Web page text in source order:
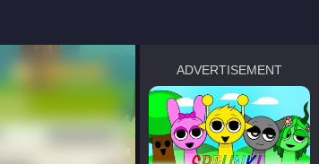
ADVERTISEMENT
sprunki